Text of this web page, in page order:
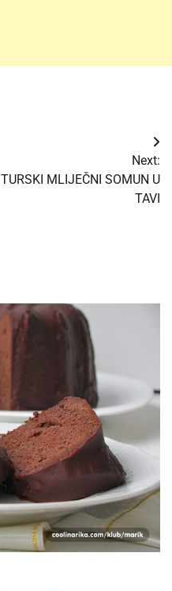
Next:
TURSKI MLIJEČNI SOMUN U
TAVI